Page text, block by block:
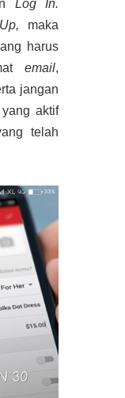
Log In.
maka
harus
email,
jangan
aktif
telah